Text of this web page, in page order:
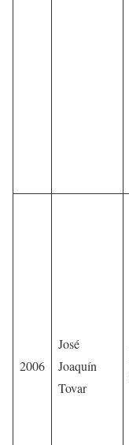
2006
José
Joaquín
Tovar